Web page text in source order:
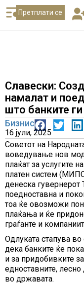
Претплати се
Славески:
намалат и
што банките
Бизнис
16 јули, 2025
Советот на
воведување нов
плаќат за услугите
платен систем
денеска гувернерот
поедноставна и
тоа ќе овозможи
плаќања и ќе
граѓанте и
Одлуката стапува
дека банките ќе
и за придобивките
едноставните,
во државата.